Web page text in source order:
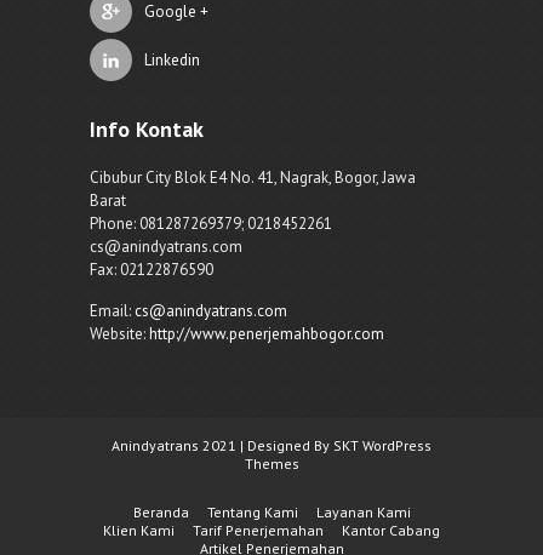
Google +
Linkedin
Info Kontak
Cibubur City Blok E4 No. 41, Nagrak, Bogor, Jawa
Barat
Phone: 081287269379; 0218452261
cs@anindyatrans.com
Fax: 02122876590
Email:cs@anindyatrans.com
Website:http://www.penerjemahbogor.com
Anindyatrans 2021 | Designed By SKT WordPress
Themes
Beranda Tentang Kami
Layanan Kami
Klien Kami
Tarif Penerjemahan
Kantor Cabang
Artikel Penerjemahan